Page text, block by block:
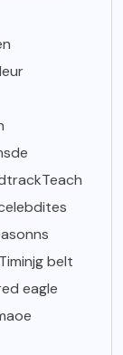
belt
eagle